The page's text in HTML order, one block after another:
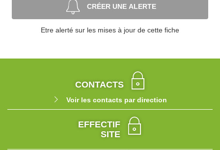
CRÉER UNE ALERTE
Etre alerté sur les mises à jour de cette fiche
CONTACTS
Voir les contacts par direction
EFFECTIF
SITE